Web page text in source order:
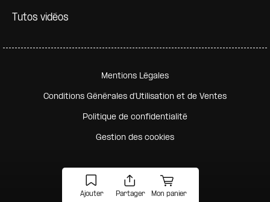
Ajouter Partager Mon panier
Tutos vidéos
Pied de page secondaire
Mentions Légales
Conditions Générales d'Utilisation et de Ventes
Politique de confidentialité
Gestion des cookies